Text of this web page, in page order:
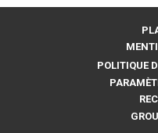
POLITIQUE